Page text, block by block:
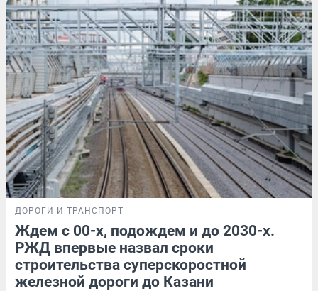
ДОРОГИ И ТРАНСПОРТ
Ждем с 00-х, подождем и до 2030-х.
РЖД впервые назвал сроки
строительства суперскоростной
железной дороги до Казани